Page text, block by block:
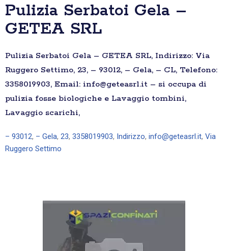
Pulizia Serbatoi Gela –
GETEA SRL
Pulizia Serbatoi Gela – GETEA SRL, Indirizzo: Via
Ruggero Settimo, 23, – 93012, – Gela, – CL, Telefono:
3358019903, Email: info@geteasrl.it – si occupa di
pulizia fosse biologiche e Lavaggio tombini,
Lavaggio scarichi,
– 93012, – Gela, 23, 3358019903, Indirizzo, info@geteasrl.it, Via
Ruggero Settimo